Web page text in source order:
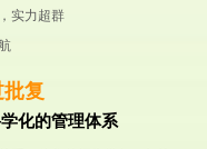
实力超群
复
化的管理体系